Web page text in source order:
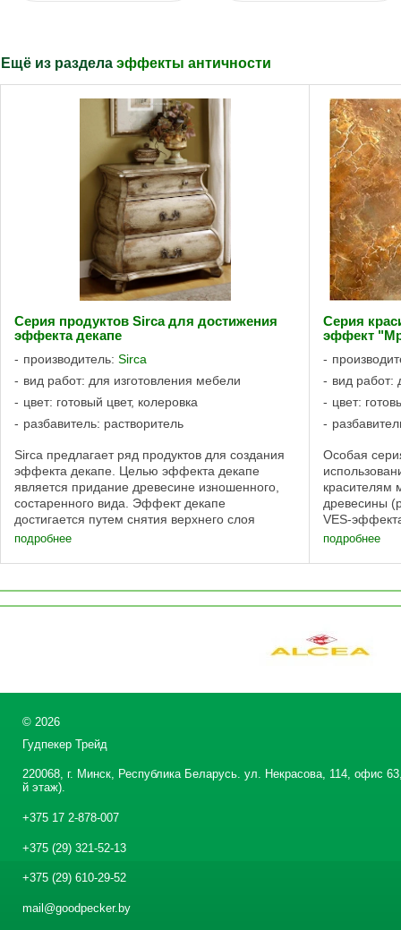
Ещё из раздела эффекты античности
Серия продуктов Sirca для достижения
эффекта декапе
производитель: Sirca
вид работ: для изготовления мебели
цвет: готовый цвет, колеровка
разбавитель: растворитель
Sirca предлагает ряд продуктов для создания
эффекта декапе. Целью эффекта декапе
является придание древесине изношенного,
состаренного вида. Эффект декапе
достигается путем снятия верхнего слоя
краски с древесины. Технология создания
подробнее
Серия
эффект
вид работ:
цвет:
Особая
красителям
древесины
VES-
подробнее
© 2026
Гудпекер Трейд
220068, г. Минск, Республика Беларусь. ул. Некрасова, 114, офис
й этаж).
+375 17 2-878-007
+375 (29) 321-52-13
+375 (29) 610-29-52
mail@goodpecker.by